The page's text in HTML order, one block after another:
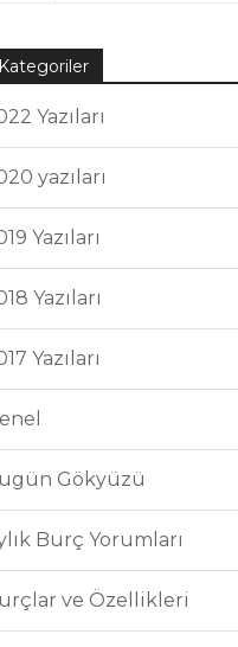
Yazıları
yazıları
Yazıları
Yazıları
Yazıları
Gökyüzü
Burç Yorumları
ve Özellikleri